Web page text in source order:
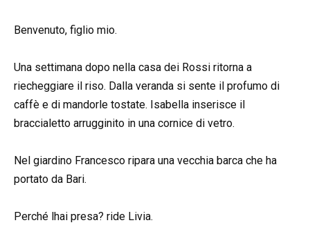
Benvenuto, figlio mio.
Una settimana dopo nella casa dei Rossi ritorna a
riecheggiare il riso. Dalla veranda si sente il profumo di
caffè e di mandorle tostate. Isabella inserisce il
braccialetto arrugginito in una cornice di vetro.
Nel giardino Francesco ripara una vecchia barca che ha
portato da Bari.
Perché lhai presa? ride Livia.